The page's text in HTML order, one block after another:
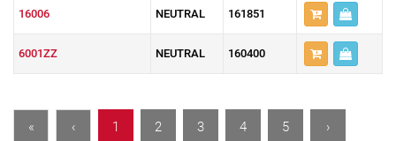
16006 NEUTRAL 161851
6001ZZ NEUTRAL 160400
« ‹ 1 2 3 4 5 ›